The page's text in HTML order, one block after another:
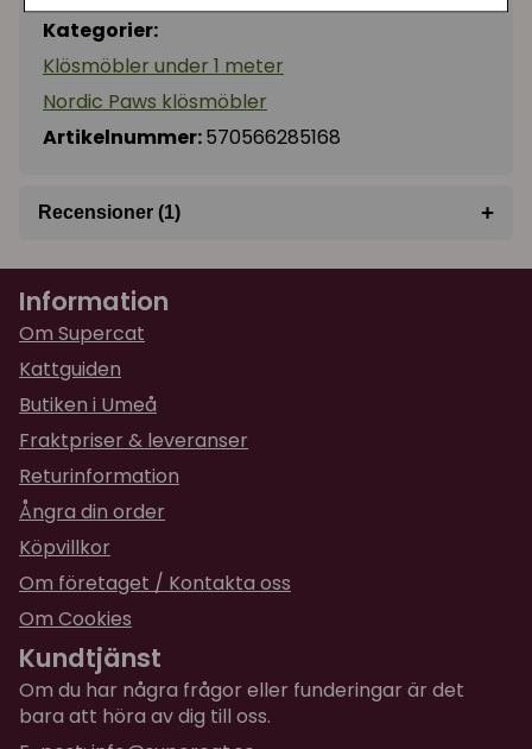
Kategorier:
Klösmöbler under 1 meter
Nordic Paws klösmöbler
Artikelnummer:570566285168
Recensioner (1) +
Eva
för 1 år sedan
★★★★★
stabil och bra kvalité, fin färg, överensstämmer
med bilderna på Supercat-shopen. Enkel
beskrivning och lätt att bygga ihop.
Information
Om Supercat
Kattguiden
Butiken i Umeå
Fraktpriser & leveranser
Returinformation
Ångra din order
Köpvillkor
Om företaget / Kontakta oss
Om Cookies
Kundtjänst
Om du har några frågor eller funderingar är det
bara att höra av dig till oss.